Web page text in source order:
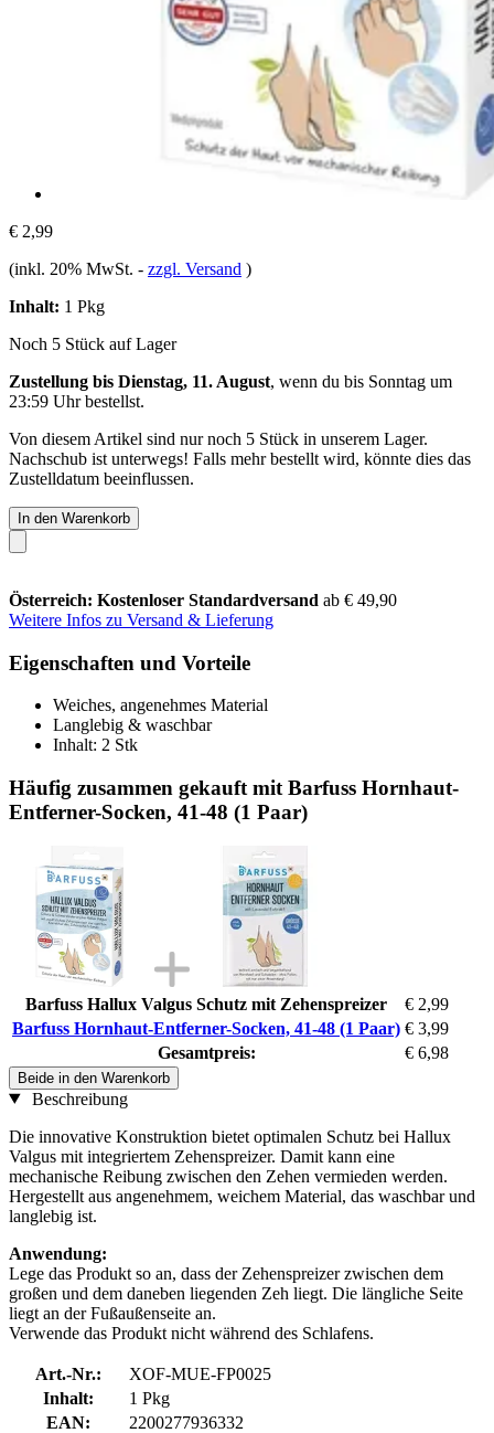
€ 2,99
(inkl. 20% MwSt. - zzgl. Versand )
Inhalt: 1 Pkg
Noch 5 Stück auf Lager
Zustellung bis Dienstag, 11. August, wenn du bis Sonntag um
23:59 Uhrbestellst.
Von diesem Artikel sind nur noch 5 Stück in unserem Lager.
Nachschub ist unterwegs! Falls mehr bestellt wird, könnte dies das
Zustelldatum beeinflussen.
In den Warenkorb
Österreich: Kostenloser Standardversand ab € 49,90
Weitere Infos zu Versand & Lieferung
Eigenschaften und Vorteile
Weiches, angenehmes Material
Langlebig & waschbar
Inhalt: 2 Stk
Häufig zusammen gekauft mit Barfuss Hornhaut-
Entferner-Socken, 41-48 (1 Paar)
Barfuss Hallux Valgus Schutz mit Zehenspreizer
€ 2,99
Barfuss Hornhaut-Entferner-Socken, 41-48 (1 Paar) € 3,99
Gesamtpreis:
€ 6,98
Beide in den Warenkorb
Beschreibung
Die innovative Konstruktion bietet optimalen Schutz bei Hallux
Valgus mit integriertem Zehenspreizer. Damit kann eine
mechanische Reibung zwischen den Zehen vermieden werden.
Hergestellt aus angenehmem, weichem Material, das waschbar und
langlebig ist.
Anwendung:
Lege das Produkt so an, dass der Zehenspreizer zwischen dem
großen und dem daneben liegenden Zeh liegt. Die längliche Seite
liegt an der Fußaußenseite an.
Verwende das Produkt nicht während des Schlafens.
Art.-Nr.:
XOF-MUE-FP0025
Inhalt:
1 Pkg
EAN:
2200277936332